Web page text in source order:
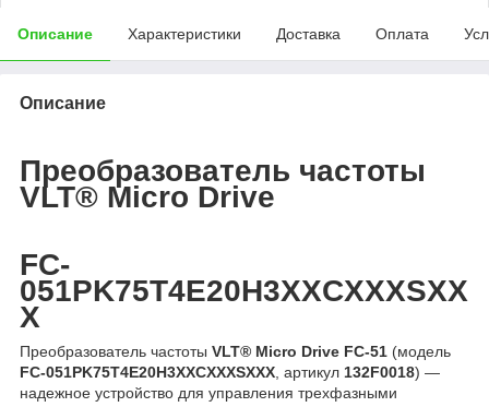
Описание Характеристики Доставка Оплата
Описание
Преобразователь частоты
VLT® Micro Drive
FC-
051PK75T4E20H3XXCXXXSXX
X
Преобразователь частоты VLT® Micro Drive FC-51 (модель
FC-051PK75T4E20H3XXCXXXSXXX , артикул 132F0018) —
надежное устройство для управления трехфазными